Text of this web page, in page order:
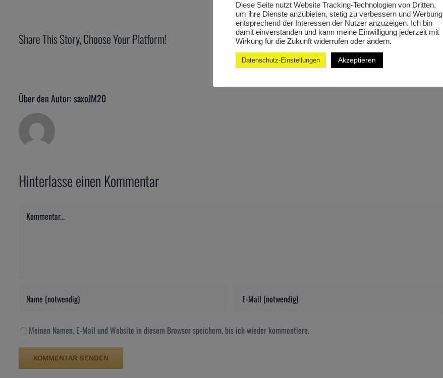
Share This Story, Choose Your Platform!
Über den Autor:saxoJM20
Hinterlasse einen Kommentar
Kommentar
Meinen Namen, E-Mail und Website in diesem Browser speichern, bis ich wieder kommentiere.
Diese Seite nutzt Website Tracking-Technologien von Dritten,
um ihre Dienste anzubieten, stetig zu verbessern und Werbung
entsprechend der Interessen der Nutzer anzuzeigen. Ich bin
damit einverstanden und kann meine Einwilligung jederzeit mit
Wirkung für die Zukunft widerrufen oder ändern.
Datenschutz-Einstellungen Akzeptieren